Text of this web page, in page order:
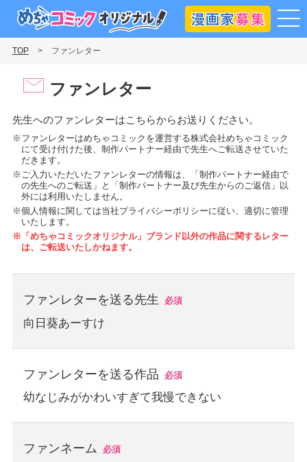
めちゃコミックオリジナル
TOP ファンレター
ファンレター
先生へのファンレターはこちらからお送りください。
※ファンレターはめちゃコミックを運営する株式会社めちゃコミック
にて受け付けた後、制作パートナー経由で先生へご転送させていた
だきます。
※ご入力いただいたファンレターの情報は、「制作パートナー経由で
の先生へのご転送」と「制作パートナー及び先生からのご返信」以
外には利用いたしません。
※個人情報に関しては当社プライバシーポリシーに従い、適切に管理
いたします。
※「めちゃコミックオリジナル」ブランド以外の作品に関するレター
は、ご転送いたしかねます。
ファンレターを送る先生 必須
向日葵あーすけ
ファンレターを送る作品 必須
幼なじみがかわいすぎて我慢できない
ファンネーム 必須